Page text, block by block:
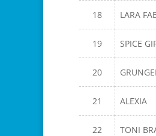
18 LARA
19 SPICE
20
21 ALEXIA
22 TONI